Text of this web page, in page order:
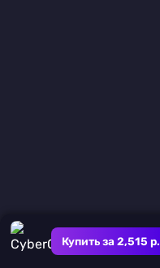
Купить за 2,515 р.